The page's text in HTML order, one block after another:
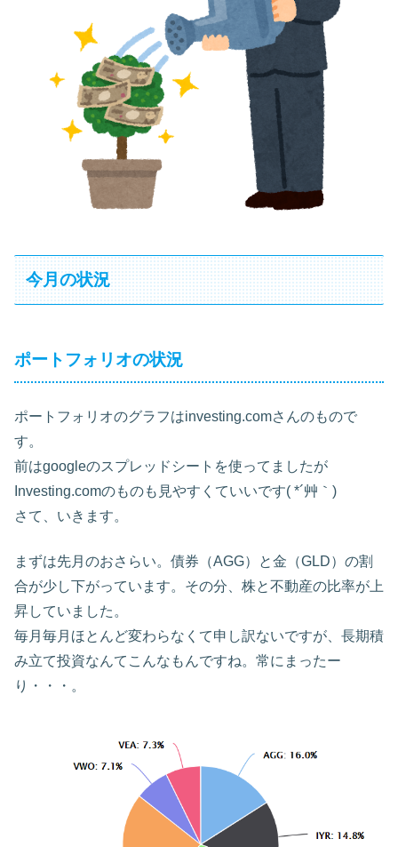
今月の状況
ポートフォリオの状況
ポートフォリオのグラフはinvesting.comさんのもので
す。
前はgoogleのスプレッドシートを使ってましたが
Investing.comのものも見やすくていいです( *´艸｀)
さて、いきます。
まずは先月のおさらい。債券（AGG）と金（GLD）の割
合が少し下がっています。その分、株と不動産の比率が上
昇していました。
毎月毎月ほとんど変わらなくて申し訳ないですが、長期積
み立て投資なんてこんなもんですね。常にまったー
り・・・。